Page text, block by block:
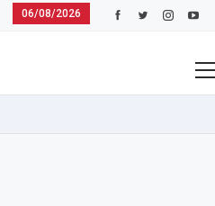
06/08/2026